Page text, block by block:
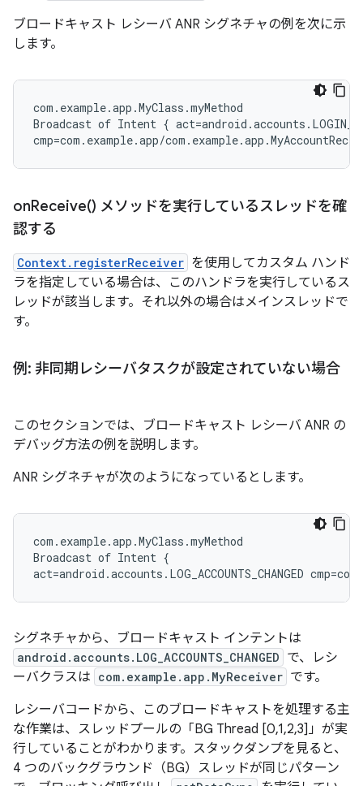
ブロードキャスト レシーバ ANR シグネチャの例を次に示
します。
com.example.app.MyClass.myMethod
Broadcast of Intent {
onReceive() メソッドを実行しているスレッドを確
認する
Context.registerReceiver を使用してカスタム ハンド
ラを指定している場合は、このハンドラを実行しているス
レッドが該当します。それ以外の場合はメインスレッドで
す。
例: 非同期レシーバタスクが設定されていない場合
このセクションでは、ブロードキャスト レシーバ ANR の
デバッグ方法の例を説明します。
ANR シグネチャが次のようになっているとします。
com.example.app.MyClass.myMethod
Broadcast of Intent {
シグネチャから、ブロードキャスト インテントは
android.accounts.LOG_ACCOUNTS_CHANGED で、レシ
ーバクラスは com.example.app.MyReceiver です。
レシーバコードから、このブロードキャストを処理する主
な作業は、スレッドプールの「BG Thread [0,1,2,3]」が実
行していることがわかります。スタックダンプを見ると、
4 つのバックグラウンド（BG）スレッドが同じパターン